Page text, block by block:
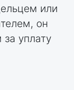
или
он
за уплату